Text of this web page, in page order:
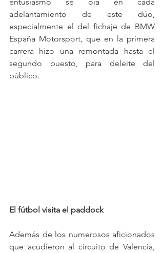
entusiasmo se oía en cada
adelantamiento de este dúo,
especialmente el del fichaje de BMW
España Motorsport, que en la primera
carrera hizo una remontada hasta el
segundo puesto, para deleite del
público.
El fútbol visita el paddock
Además de los numerosos aficionados
que acudieron al circuito de Valencia,